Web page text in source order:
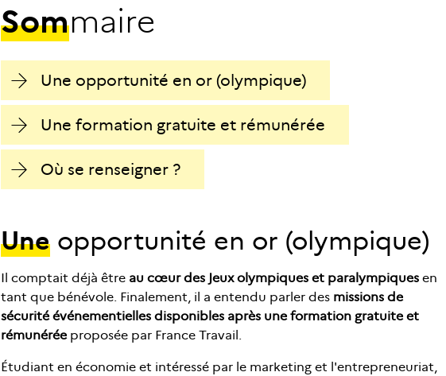
Sommaire
Une opportunité en or (olympique)
Une formation gratuite et rémunérée
Où se renseigner ?
Uneopportunité en or (olympique)
Il comptait déjà être au cœur des Jeux olympiques et paralympiquesen
tant que bénévole. Finalement, il a entendu parler des missions de
sécurité événementielles disponibles après une formation gratuite et
rémunéréeproposée par France Travail.
Étudiant en économie et intéressé par le marketing et l'entrepreneuriat,